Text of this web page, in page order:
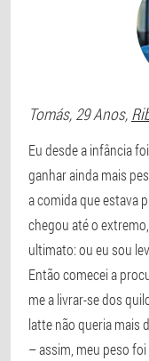
Tomás, 29 Anos,
Eu desde a infância
ganhar ainda mais
a comida que estava
chegou até o
ultimato: ou eu sou
Então comecei a
me a livrar-se dos
latte não queria mais
– assim, meu peso